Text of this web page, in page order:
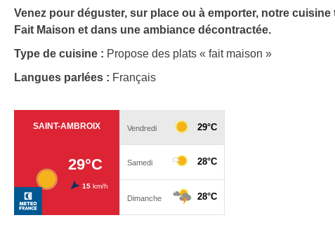
Venez pour déguster, sur place ou à emporter, notre
Fait Maison et dans une ambiance décontractée.
Type de cuisine : Propose des plats « fait maison »
Langues parlées : Français